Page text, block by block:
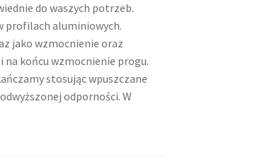
do waszych potrzeb.
profilach aluminiowych.
jako wzmocnienie oraz
na końcu wzmocnienie progu.
stosując wpuszczane
odporności. W